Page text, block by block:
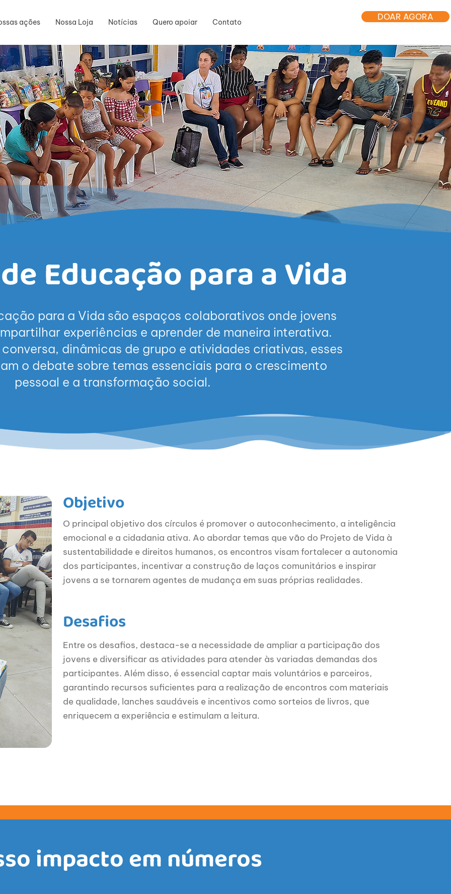
ações Nossa Loja Notícias Quero apoiar Contato
DOAR AGORA
Educação para a Vida
para a Vida são espaços colaborativos onde jovens
experiências e aprender de maneira interativa.
dinâmicas de grupo e atividades criativas, esses
o debate sobre temas essenciais para o crescimento
pessoal e a transformação social.
Objetivo
O principal objetivo dos círculos é promover o autoconhecimento, a inteligência
emocional e a cidadania ativa. Ao abordar temas que vão do Projeto de Vida à
sustentabilidade e direitos humanos, os encontros visam fortalecer a autonomia
dos participantes, incentivar a construção de laços comunitários e inspirar
jovens a se tornarem agentes de mudança em suas próprias realidades.
Desafios
Entre os desafios, destaca-se a necessidade de ampliar a participação dos
jovens e diversificar as atividades para atender às variadas demandas dos
participantes. Além disso, é essencial captar mais voluntários e parceiros,
garantindo recursos suficientes para a realização de encontros com materiais
de qualidade, lanches saudáveis e incentivos como sorteios de livros, que
enriquecem a experiência e estimulam a leitura.
impacto em números